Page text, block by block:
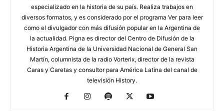
especializado en la historia de su país. Realiza trabajos en
diversos formatos, y es considerado por el programa Ver para leer
como el divulgador con más difusión popular en la Argentina de
la actualidad. Pigna es director del Centro de Difusión de la
Historia Argentina de la Universidad Nacional de General San
Martín, columnista de la radio Vorterix, director de la revista
Caras y Caretas y consultor para América Latina del canal de
televisión History.